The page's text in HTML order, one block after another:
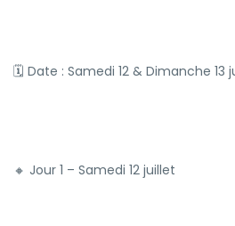
🗓 Date : Samedi 12 & Dimanche 13
🔸 Jour 1 – Samedi 12 juillet